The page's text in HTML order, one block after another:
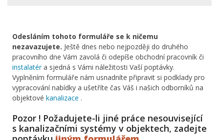
Odesláním tohoto formuláře se k ničemu
nezavazujete. Ještě dnes nebo nejpozději do druhého
pracovního dne Vám zavolá či odepíše obchodní pracovník či
instalatéra sjedná s Vámi náležitosti Vaší poptávky.
Vyplněním formuláře nám usnadníte připravit si podklady pro
vypracování nabídky a ušetříte čas Váš i našich odborníků na
objektové kanalizace .
Pozor ! Požadujete-li jiné práce nesouvisející
s kanalizačními systémy v objektech, zadejte